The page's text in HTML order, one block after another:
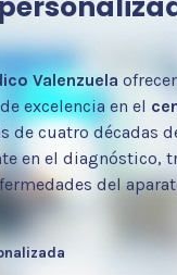
Valenzuela
excelencia en el
de cuatro décadas
en el diagnóstico,
del